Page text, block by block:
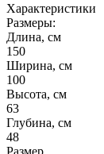
Характеристики
Размеры:
Длина, см
150
Ширина, см
100
Высота, см
63
Глубина, см
48
Размер